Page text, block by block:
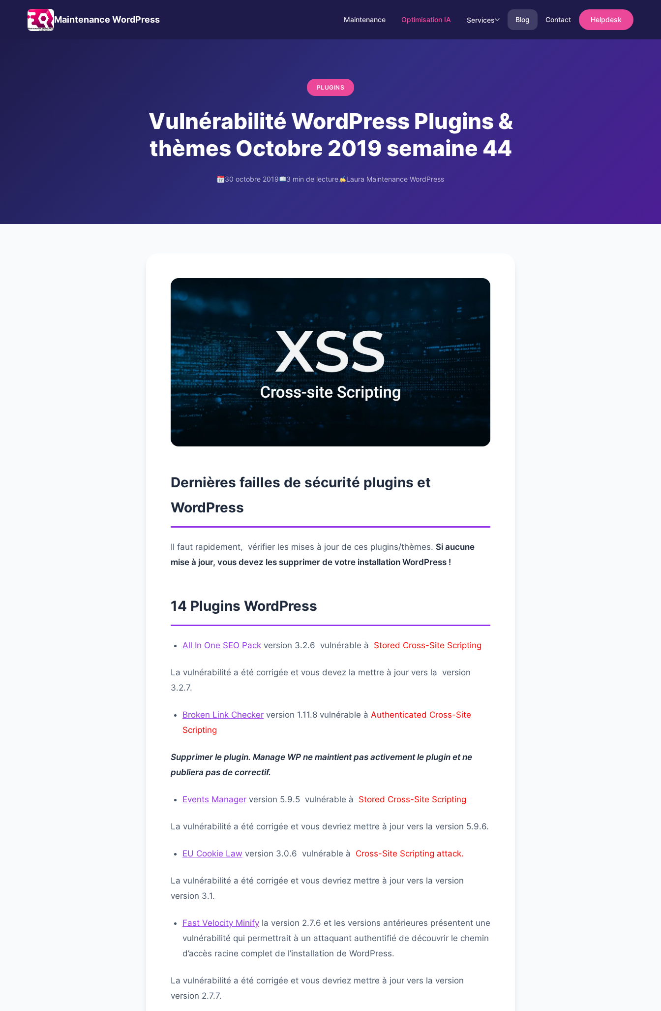
Maintenance WordPress Maintenance Optimisation IA Services Blog Contact Helpdesk
PLUGINS
Vulnérabilité WordPress Plugins &
thèmes Octobre 2019 semaine 44
30 octobre 2019 3 min de lecture Laura Maintenance WordPress
Dernières failles de sécurité plugins et
WordPress
Il faut rapidement, vérifier les mises à jour de ces plugins/thèmes. Si aucune
mise à jour, vous devez les supprimer de votre installation WordPress !
14 Plugins WordPress
All In One SEO Pack version 3.2.6 vulnérable à Stored Cross-Site Scripting
La vulnérabilité a été corrigée et vous devez la mettre à jour vers la version
3.2.7.
Broken Link Checker version 1.11.8 vulnérable à Authenticated Cross-Site
Scripting
Supprimer le plugin. Manage WP ne maintient pas activement le plugin et ne
publiera pas de correctif.
Events Manager version 5.9.5 vulnérable à Stored Cross-Site Scripting
La vulnérabilité a été corrigée et vous devriez mettre à jour vers la version 5.9.6.
EU Cookie Law version 3.0.6 vulnérable à Cross-Site Scripting attack.
La vulnérabilité a été corrigée et vous devriez mettre à jour vers la version
version 3.1.
Fast Velocity Minify la version 2.7.6 et les versions antérieures présentent une
vulnérabilité qui permettrait à un attaquant authentifié de découvrir le chemin
d’accès racine complet de l’installation de WordPress.
La vulnérabilité a été corrigée et vous devriez mettre à jour vers la version
version 2.7.7.